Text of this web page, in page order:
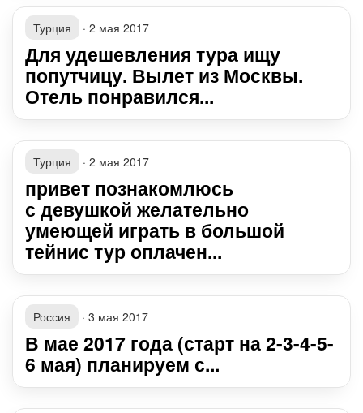
Турция · 2 мая 2017
Для удешевления тура ищу
попутчицу. Вылет из Москвы.
Отель понравился...
Турция · 2 мая 2017
привет познакомлюсь
с девушкой желательно
умеющей играть в большой
тейнис тур оплачен...
Россия · 3 мая 2017
В мае 2017 года (старт на 2-3-4-5-
6 мая) планируем с...